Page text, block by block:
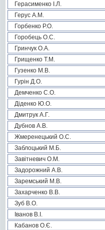
Герасименко І.Л.
Герус А.М.
Горбенко Р.О.
Горобець О.С.
Гринчук О.А.
Грищенко Т.М.
Гузенко М.В.
Гурін Д.О.
Демченко С.О.
Діденко Ю.О.
Дмитрук А.Г.
Дубнов А.В.
Жмеренецький О.С.
Заблоцький М.Б.
Завітневич О.М.
Задорожний А.В.
Заремський М.В.
Захарченко В.В.
Зуб В.О.
Іванов В.І.
Кабанов О.Є.